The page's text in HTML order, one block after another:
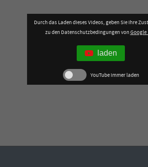
Durch das Laden dieses Videos, geben Sie Ihre
zu den Datenschutzbedingungen vonGoogle
laden
YouTube immer laden